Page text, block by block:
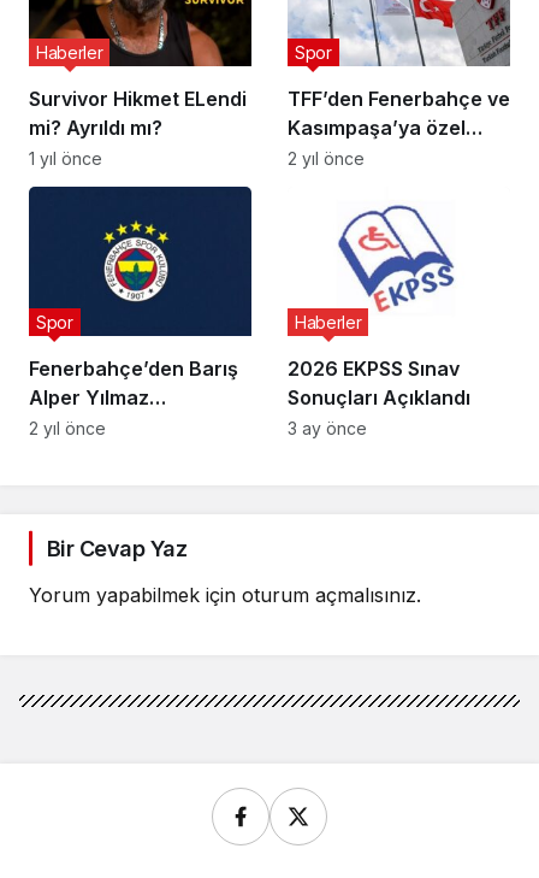
Survivor Hikmet ELendi
mi? Ayrıldı mı?
Haberler
1 yıl önce
TFF’den Fenerbahçe ve
Kasımpaşa’ya özel
davet
Spor
2 yıl önce
Fenerbahçe’den Barış
Alper Yılmaz
açıklaması
Spor
2 yıl önce
2026 EKPSS Sınav
Sonuçları Açıklandı
Haberler
3 ay önce
Bir Cevap Yaz
Yorum yapabilmek için oturum açmalısınız.